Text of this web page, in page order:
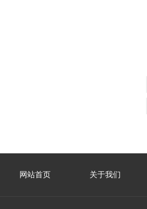
网站首页 关于我们